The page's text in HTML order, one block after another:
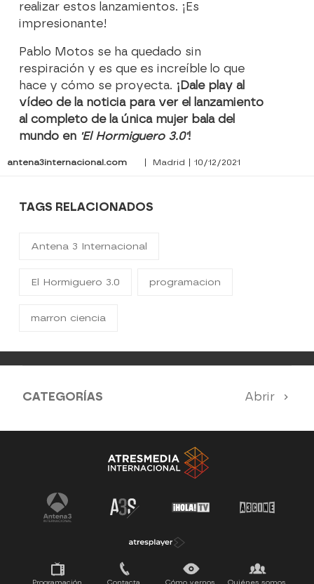
realizar estos lanzamientos. ¡Es
impresionante!
Pablo Motos se ha quedado sin
respiración y es que es increíble lo que
hace y cómo se proyecta. ¡Dale play al
vídeo de la noticia para ver el lanzamiento
al completo de la única mujer bala del
mundo en 'El Hormiguero 3.0'!
antena3internacional.com | Madrid | 10/12/2021
TAGS RELACIONADOS
Antena 3 Internacional
El Hormiguero 3.0 programacion
marron ciencia
CATEGORÍAS Abrir
Antena 3 Noticias El Hormiguero
Tu cara me suena Pasapalabra